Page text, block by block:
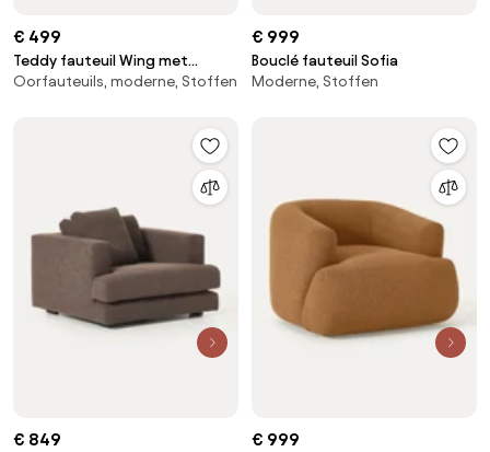
€ 499
Teddy fauteuil Wing met
houten poten
Oorfauteuils, moderne, Stoffen
€ 999
Bouclé fauteuil Sofia
Moderne, Stoffen
€ 849 € 999